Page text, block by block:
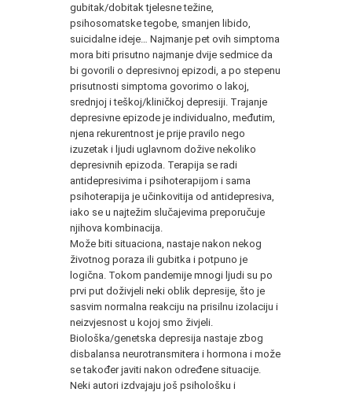
gubitak/dobitak tjelesne težine,
psihosomatske tegobe, smanjen libido,
suicidalne ideje… Najmanje pet ovih simptoma
mora biti prisutno najmanje dvije sedmice da
bi govorili o depresivnoj epizodi, a po stepenu
prisutnosti simptoma govorimo o lakoj,
srednjoj i teškoj/kliničkoj depresiji. Trajanje
depresivne epizode je individualno, međutim,
njena rekurentnost je prije pravilo nego
izuzetak i ljudi uglavnom dožive nekoliko
depresivnih epizoda. Terapija se radi
antidepresivima i psihoterapijom i sama
psihoterapija je učinkovitija od antidepresiva,
iako se u najtežim slučajevima preporučuje
njihova kombinacija.
Može biti situaciona, nastaje nakon nekog
životnog poraza ili gubitka i potpuno je
logična. Tokom pandemije mnogi ljudi su po
prvi put doživjeli neki oblik depresije, što je
sasvim normalna reakciju na prisilnu izolaciju i
neizvjesnost u kojoj smo živjeli.
Biološka/genetska depresija nastaje zbog
disbalansa neurotransmitera i hormona i može
se također javiti nakon određene situacije.
Neki autori izdvajaju još psihološku i